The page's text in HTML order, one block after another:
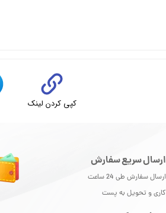
کپی کردن لینک
ارسال سریع سفارش
ارسال سفارش طی 24 ساعت
کاری و تحویل به پست